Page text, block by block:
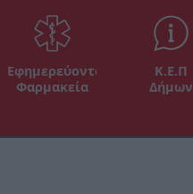
Εφημερεύοντα
Φαρμακεία
Κ.Ε.Π
Δήμων